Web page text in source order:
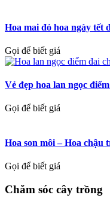
Hoa mai đỏ hoa ngày tết
Gọi để biết giá
Vẻ đẹp hoa lan ngọc
Gọi để biết giá
Hoa son môi – Hoa chậu
Gọi để biết giá
Chăm sóc cây trồng